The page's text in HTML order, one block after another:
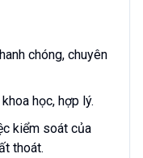
chóng, chuyên
học, hợp lý.
kiểm soát của
thoát.